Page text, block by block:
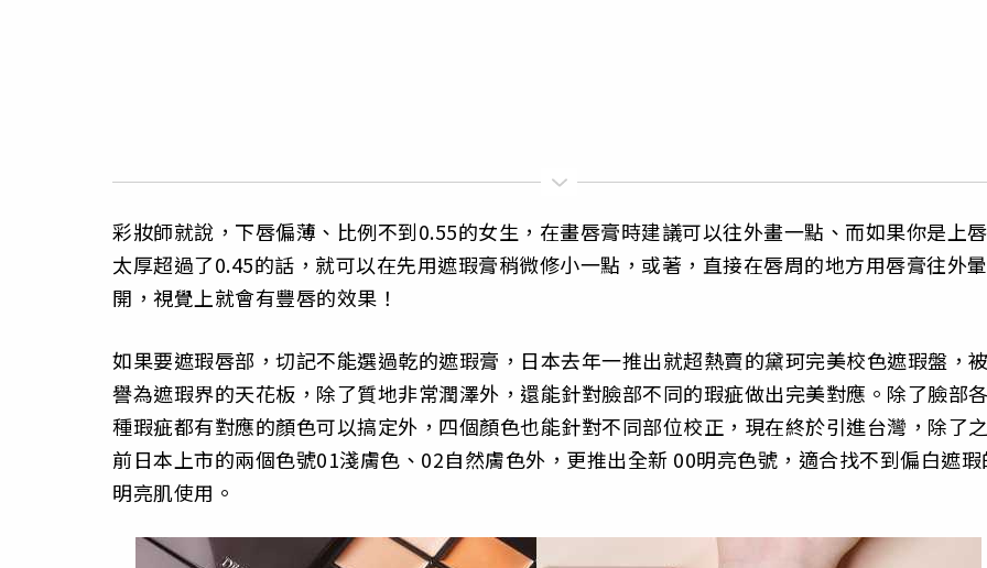
彩妝師就說，下唇偏薄、比例不到0.55的女生，在畫唇膏時建議可以往外畫一點、而如果你是上唇
太厚超過了0.45的話，就可以在先用遮瑕膏稍微修小一點，或著，直接在唇周的地方用唇膏往外暈
開，視覺上就會有豐唇的效果！
如果要遮瑕唇部，切記不能選過乾的遮瑕膏，日本去年一推出就超熱賣的黛珂完美校色遮瑕盤，
譽為遮瑕界的天花板，除了質地非常潤澤外，還能針對臉部不同的瑕疵做出完美對應。除了臉部
種瑕疵都有對應的顏色可以搞定外，四個顏色也能針對不同部位校正，現在終於引進台灣，除了
前日本上市的兩個色號01淺膚色、02自然膚色外，更推出全新 00明亮色號，適合找不到偏白遮瑕
明亮肌使用。